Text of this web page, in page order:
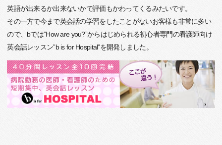
英語が出来るか出来ないかで評価もかわってくるみたいです。
その一方で今まで英会話の学習をしたことがないお客様も非常に多い
ので、bでは”How are you?”からはじめられる初心者専門の看護師向け
英会話レッスン”b is for Hospital”を開発しました。